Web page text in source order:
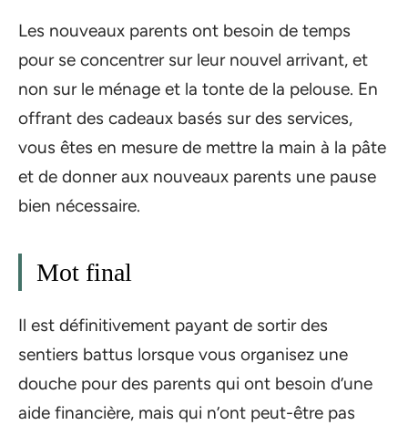
Les nouveaux parents ont besoin de temps
pour se concentrer sur leur nouvel arrivant, et
non sur le ménage et la tonte de la pelouse. En
offrant des cadeaux basés sur des services,
vous êtes en mesure de mettre la main à la pâte
et de donner aux nouveaux parents une pause
bien nécessaire.
Mot final
Il est définitivement payant de sortir des
sentiers battus lorsque vous organisez une
douche pour des parents qui ont besoin d’une
aide financière, mais qui n’ont peut-être pas